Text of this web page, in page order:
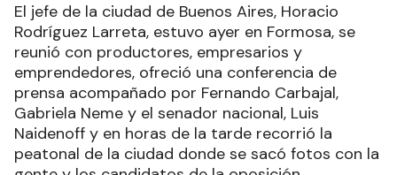
El jefe de la ciudad de Buenos Aires, Horacio
Rodríguez Larreta, estuvo ayer en Formosa, se
reunió con productores, empresarios y
emprendedores, ofreció una conferencia de
prensa acompañado por Fernando Carbajal,
Gabriela Neme y el senador nacional, Luis
Naidenoff y en horas de la tarde recorrió la
peatonal de la ciudad donde se sacó fotos con la